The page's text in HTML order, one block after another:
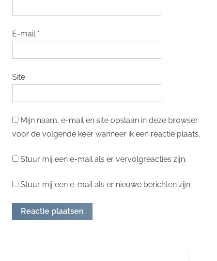
E-mail *
Site
Mijn naam, e-mail en site opslaan in deze browser
voor de volgende keer wanneer ik een reactie plaats.
Stuur mij een e-mail als er vervolgreacties zijn.
Stuur mij een e-mail als er nieuwe berichten zijn.